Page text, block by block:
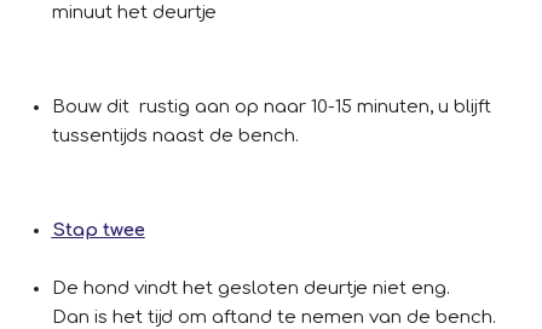
minuut het deurtje
Bouw dit rustig aan op naar 10-15 minuten, u blijft
tussentijds naast de bench.
Stap twee
De hond vindt het gesloten deurtje niet eng.
Dan is het tijd om aftand te nemen van de bench.